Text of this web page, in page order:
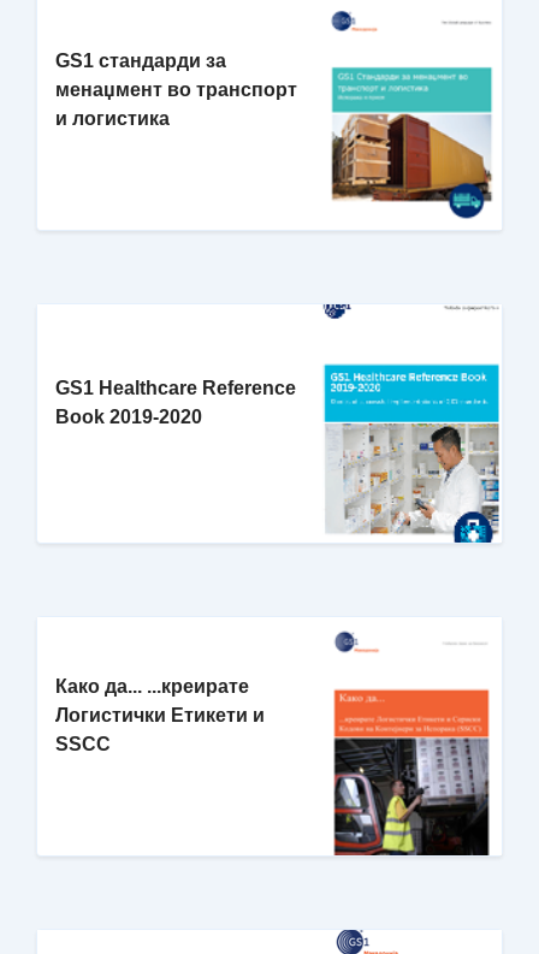
GS1 стандарди за
менаџмент во транспорт
и логистика
GS1 Healthcare Reference
Book 2019-2020
Како да... ...креирате
Логистички Етикети и
SSCC